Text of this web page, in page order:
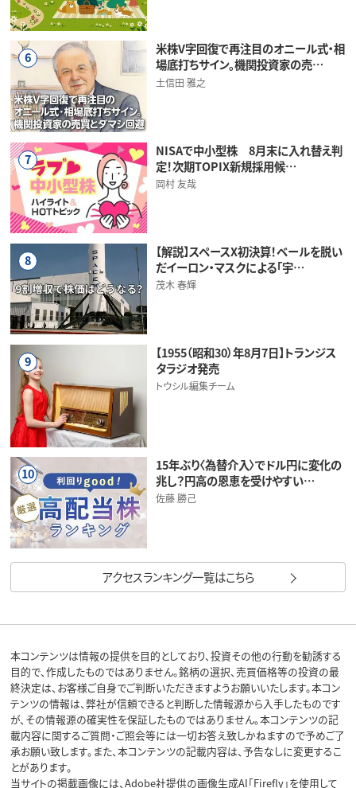
6
米株V字回復で再注目のオニール式・相
場底打ちサイン。機関投資家の売…
土信田 雅之
7
NISAで中小型株 8月末に入れ替え判
定！次期TOPIX新規採用候…
岡村 友哉
8
【解説】スペースX初決算！ベールを脱い
だイーロン・マスクによる「宇…
茂木 春輝
9
【1955（昭和30）年8月7日】トランジス
タラジオ発売
トウシル編集チーム
10
15年ぶり〈為替介入〉でドル円に変化の
兆し？円高の恩恵を受けやすい…
佐藤 勝己
アクセスランキング一覧はこちら
本コンテンツは情報の提供を目的としており、投資その他の行動を勧誘する
目的で、作成したものではありません。銘柄の選択、売買価格等の投資の最
終決定は、お客様ご自身でご判断いただきますようお願いいたします。本コン
テンツの情報は、弊社が信頼できると判断した情報源から入手したものです
が、その情報源の確実性を保証したものではありません。本コンテンツの記
載内容に関するご質問・ご照会等には一切お答え致しかねますので予めご了
承お願い致します。また、本コンテンツの記載内容は、予告なしに変更するこ
とがあります。
当サイトの掲載画像には、Adobe社提供の画像生成AI「Firefly」を使用して